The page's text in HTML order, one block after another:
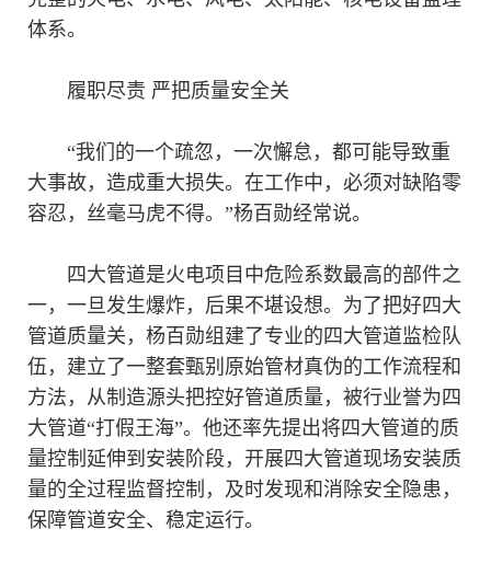
体系。
履职尽责 严把质量安全关
“我们的一个疏忽，一次懈怠，都可能导致重
大事故，造成重大损失。在工作中，必须对缺陷零
容忍，丝毫马虎不得。”杨百勋经常说。
四大管道是火电项目中危险系数最高的部件之
一，一旦发生爆炸，后果不堪设想。为了把好四大
管道质量关，杨百勋组建了专业的四大管道监检队
伍，建立了一整套甄别原始管材真伪的工作流程和
方法，从制造源头把控好管道质量，被行业誉为四
大管道“打假王海”。他还率先提出将四大管道的质
量控制延伸到安装阶段，开展四大管道现场安装质
量的全过程监督控制，及时发现和消除安全隐患，
保障管道安全、稳定运行。